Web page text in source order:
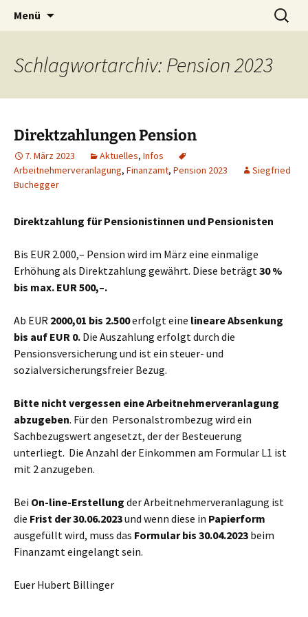
Menü
Suchen
nach:
Schlagwortarchiv: Pension 2023
Direktzahlungen Pension
7. März 2023 Aktuelles, Infos
Arbeitnehmerveranlagung, Finanzamt, Pension 2023
Siegfried
Buchegger
Direktzahlung für Pensionistinnen und Pensionisten
Bis EUR 2.000,– Pension wird im März eine einmalige
Erhöhung als Direktzahlung gewährt. Diese beträgt30 %
bis max. EUR 500,–.
Ab EUR 2000,01 bis 2.500erfolgt eine lineare Absenkung
bis auf EUR 0. Die Auszahlung erfolgt durch die
Pensionsversicherung und ist ein steuer- und
sozialversicherungsfreier Bezug.
Bitte nicht vergessen eine Arbeitnehmerveranlagung
abzugeben. Für den Personalstrombezug wird ein
Sachbezugswert angesetzt, der der Besteuerung
unterliegt. Die Anzahl der Einkommen am Formular L1 ist
mit 2 anzugeben.
Bei On-line-Erstellung der Arbeitnehmerveranlagung ist
die Frist der 30.06.2023und wenn diese in Papierform
ausgefüllt wird, muss das Formular bis 30.04.2023 beim
Finanzamt eingelangt sein.
Euer Hubert Billinger